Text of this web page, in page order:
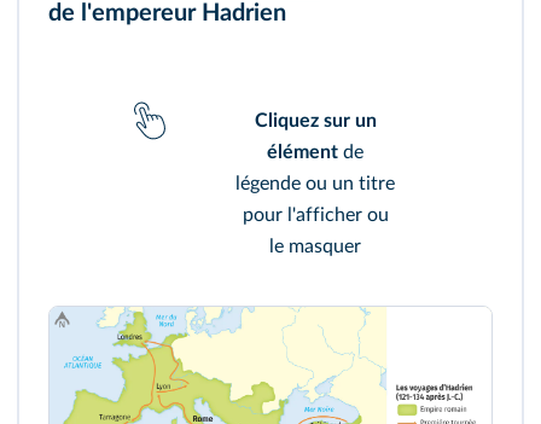
de l'empereur Hadrien
Cliquez sur un
élément de
légende ou un titre
pour l'afficher ou
le masquer